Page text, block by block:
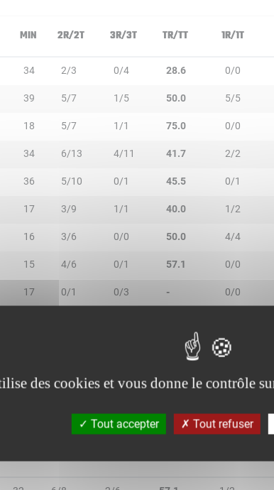
MIN 2R/2T 3R/3T TR/TT 1R/1T
34 2/3 0/4 28.6 0/0
39 5/7 1/5 50.0 5/5
18 5/7 1/1 75.0 0/0
34 6/13 4/11 41.7 2/2
36 5/10 0/1 45.5 0/1
17 3/9 1/1 40.0 1/2
16 3/6 0/0 50.0 4/4
15 4/6 0/1 57.1 0/0
17 0/1 0/3 - 0/0
0/1
des cookies et vous donne le contrôle
Tout accepter Tout refuser